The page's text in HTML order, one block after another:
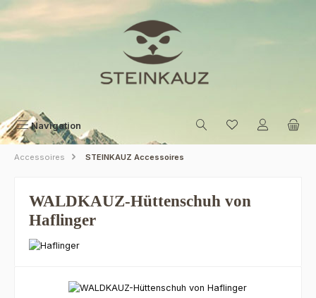
Zum Hauptinhalt springen
Navigation
Accessoires STEINKAUZ Accessoires
WALDKAUZ-Hüttenschuh von
Haflinger
Bildergalerie überspringen